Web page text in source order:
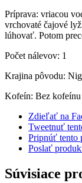
Príprava: vriacou
vrchovaté čajové
lúhovať. Potom
Počet nálevov: 1
Krajina pôvodu:
Kofeín: Bez kofeínu
Zdieľať na
Tweetnuť
Pripnúť tento
Poslať
Súvisiace